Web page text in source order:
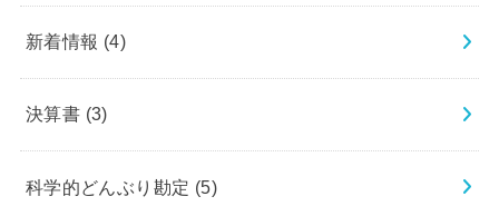
新着情報 (4)
決算書 (3)
科学的どんぶり勘定 (5)